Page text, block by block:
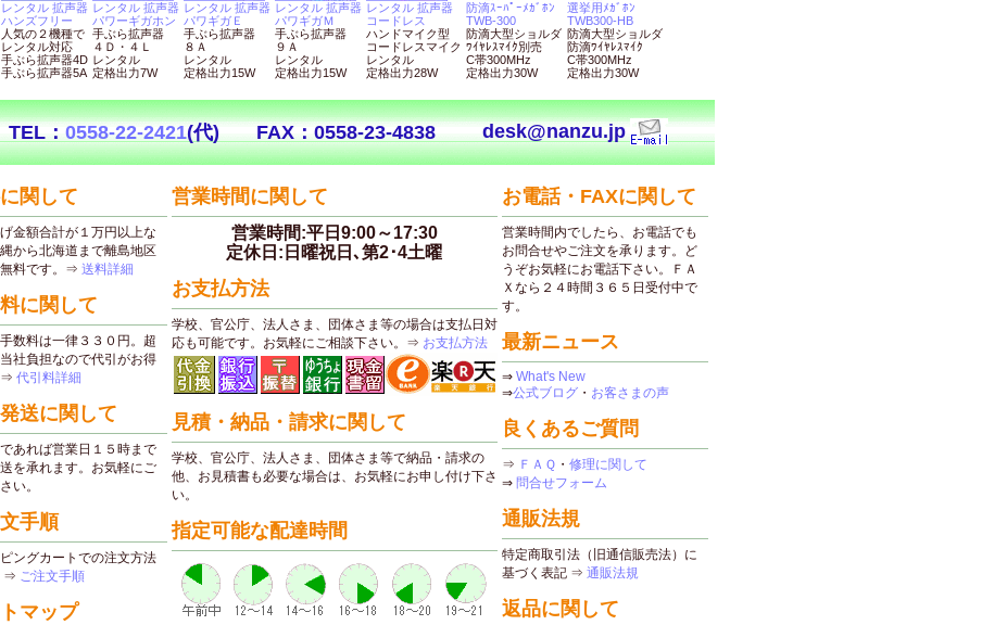
レンタル 拡声器
ハンズフリー
人気の２機種で
レンタル対応
手ぶら拡声器4D
手ぶら拡声器5A
レンタル 拡声器
パワーギガホン
手ぶら拡声器
４Ｄ・４Ｌ
レンタル
定格出力7W
レンタル 拡声器
パワギガＥ
手ぶら拡声器
８Ａ
レンタル
定格出力15W
レンタル 拡声器
パワギガＭ
手ぶら拡声器
９Ａ
レンタル
定格出力15W
レンタル 拡声器
コードレス
ハンドマイク型
コードレスマイク
レンタル
定格出力28W
防滴ｽｰﾊﾟｰﾒｶﾞﾎﾝ
TWB-300
防滴大型ショルダ
ﾜｲﾔﾚｽﾏｲｸ別売
C帯300MHz
定格出力30W
選挙用ﾒｶﾞﾎﾝ
TWB300-HB
防滴大型ショルダ
防滴ﾜｲﾔﾚｽﾏｲｸ
C帯300MHz
定格出力30W